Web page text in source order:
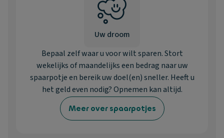
Uw droom
Bepaal zelf waar u voor wilt sparen. Stort
wekelijks of maandelijks een bedrag naar uw
spaarpotje en bereik uw doel(en) sneller. Heeft u
het geld even nodig? Opnemen kan altijd.
Meer over spaarpotjes